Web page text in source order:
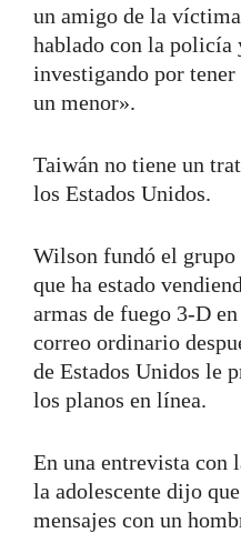
un amigo de la
hablado con la policía
investigando por tener
un menor».
Taiwán no tiene un
los Estados Unidos.
Wilson fundó el
que ha estado
armas de fuego 3-D
correo ordinario
de Estados Unidos le
los planos en línea.
En una entrevista con
la adolescente dijo
mensajes con un